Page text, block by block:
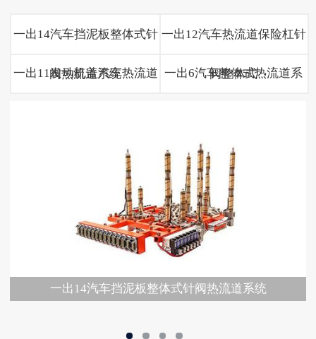
一出14汽车挡泥板整体式针
阀热流道系统
一出12汽车热流道保险杠针
阀整体式
一出11发动机盖汽车热流道 一出6汽车整体式热流道系
一出14汽车挡泥板整体式针阀热流道系统